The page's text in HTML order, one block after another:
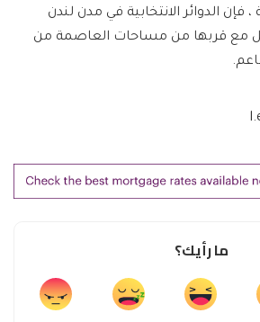
فإن الدوائر الانتخابية في مدن لندن
مع قربها من مساحات العاصمة من
ما رأيك؟